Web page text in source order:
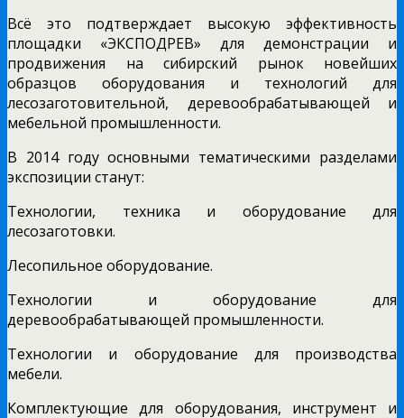
Всё это подтверждает высокую эффективность
площадки «ЭКСПОДРЕВ» для демонстрации и
продвижения на сибирский рынок новейших
образцов оборудования и технологий для
лесозаготовительной, деревообрабатывающей и
мебельной промышленности.
В 2014 году основными тематическими разделами
экспозиции станут:
Технологии, техника и оборудование для
лесозаготовки.
Лесопильное оборудование.
Технологии и оборудование для
деревообрабатывающей промышленности.
Технологии и оборудование для производства
мебели.
Комплектующие для оборудования, инструмент и